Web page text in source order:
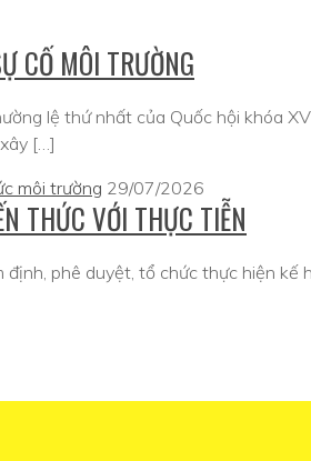
CỐ MÔI TRƯỜNG
lệ thứ nhất của Quốc hội khóa
[…]
môi trường 29/07/2026
THỨC VỚI THỰC TIỄN
phê duyệt, tổ chức thực hiện